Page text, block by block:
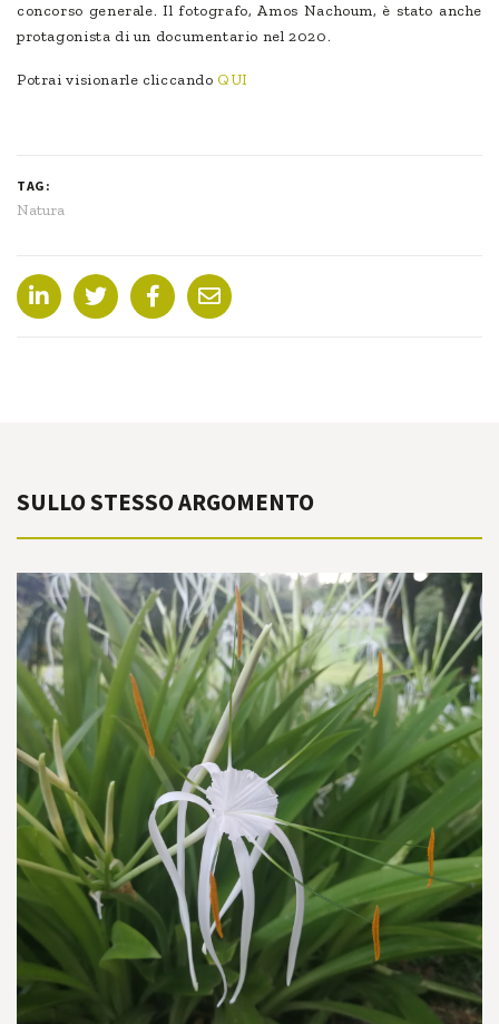
concorso generale. Il fotografo, Amos Nachoum, è stato anche
protagonista di un documentario nel 2020.
Potrai visionarle cliccando QUI
TAG:
Natura
SULLO STESSO ARGOMENTO